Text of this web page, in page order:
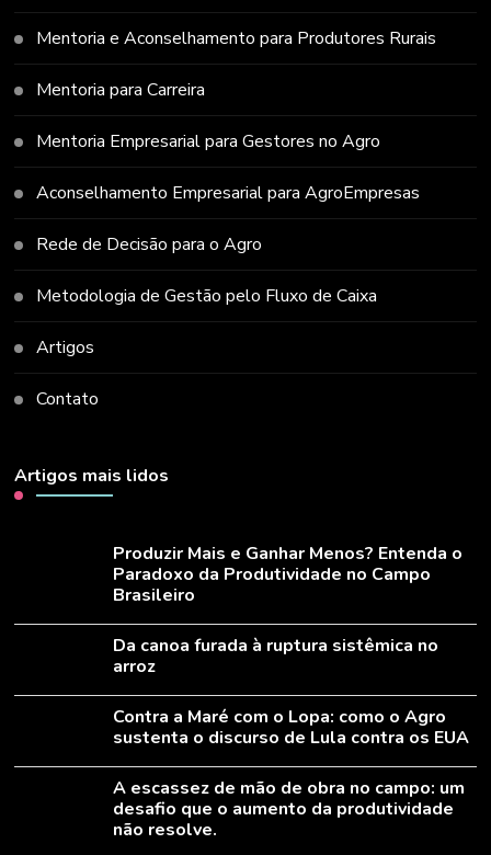
Mentoria e Aconselhamento para Produtores Rurais
Mentoria para Carreira
Mentoria Empresarial para Gestores no Agro
Aconselhamento Empresarial para AgroEmpresas
Rede de Decisão para o Agro
Metodologia de Gestão pelo Fluxo de Caixa
Artigos
Contato
Artigos mais lidos
Produzir Mais e Ganhar Menos? Entenda o
Paradoxo da Produtividade no Campo
Brasileiro
Da canoa furada à ruptura sistêmica no
arroz
Contra a Maré com o Lopa: como o Agro
sustenta o discurso de Lula contra os EUA
A escassez de mão de obra no campo: um
desafio que o aumento da produtividade
não resolve.